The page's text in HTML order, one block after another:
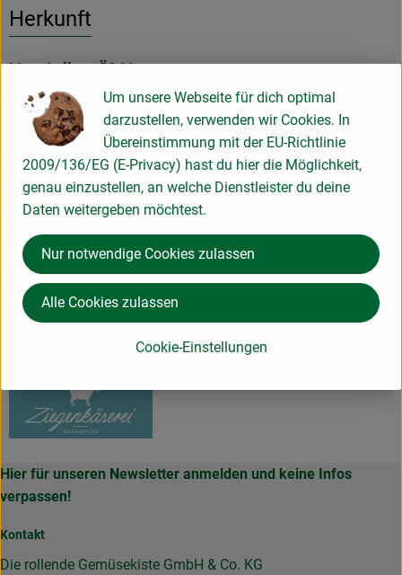
Herkunft
Hersteller: ÖMA
Deutschland
ÖMA Beer GmbH
Ökologische Molkereien Allgäu
D 88161 Lindenberg im Allgäu
Kontrollnummer DE-BY-006-12899-BCD
www.oema.de
(Daten von Ecoinform)
Hier für unseren Newsletter anmelden und keine Infos
verpassen!
Kontakt
Die rollende Gemüsekiste GmbH & Co. KG
Um unsere Webseite für dich optimal
darzustellen, verwenden wir Cookies. In
Übereinstimmung mit der EU-Richtlinie
2009/136/EG (E-Privacy) hast du hier die Möglichkeit,
genau einzustellen, an welche Dienstleister du deine
Daten weitergeben möchtest.
Cookie-Einstellungen
Nur notwendige Cookies zulassen
Alle Cookies zulassen